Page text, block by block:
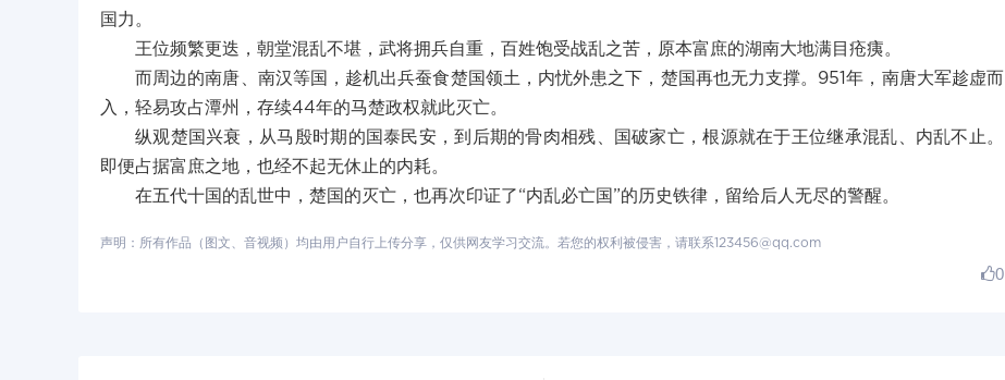
国力。
王位频繁更迭，朝堂混乱不堪，武将拥兵自重，百姓饱受战乱之苦，原本富庶的湖南大地满目疮痍。
而周边的南唐、南汉等国，趁机出兵蚕食楚国领土，内忧外患之下，楚国再也无力支撑。951年，南唐大军趁虚而
入，轻易攻占潭州，存续44年的马楚政权就此灭亡。
纵观楚国兴衰，从马殷时期的国泰民安，到后期的骨肉相残、国破家亡，根源就在于王位继承混乱、内乱不止。
即便占据富庶之地，也经不起无休止的内耗。
在五代十国的乱世中，楚国的灭亡，也再次印证了“内乱必亡国”的历史铁律，留给后人无尽的警醒。
声明：所有作品（图文、音视频）均由用户自行上传分享，仅供网友学习交流。若您的权利被侵害，请联系123456@qq.com
0